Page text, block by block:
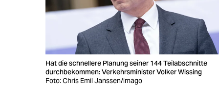
Hat die schnellere Planung seiner 144 Teilabschnitte
durchbekommen: Verkehrsminister Volker Wissing
Foto: Chris Emil Janssen/imago